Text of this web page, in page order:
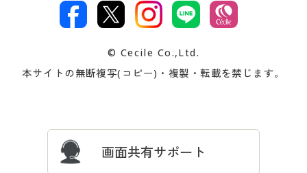
著作権・商標について 会社案内
プレゼント＆キャンペーン サイトマップ
交換・返品は お支払は
ついて
忘れの場合
© Cecile Co.,Ltd.
本サイトの無断複写(コピー)・複製・転載を禁じます。
画面共有サポート